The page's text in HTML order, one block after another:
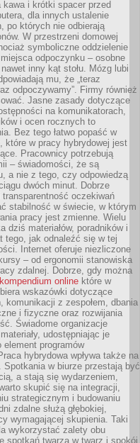
kawa i krótki spacer przed
dla innych ustalenie
po których nie odbierają
W przestrzeni domowej
symboliczne oddzielenie
odpoczynku – osobne
inny kąt stołu. Mózg lubi
mu, że „teraz
odpoczywamy”. Firmy również
Jasne zasady dotyczące
na komunikatorach,
i ocen rocznych to
Bez tego łatwo popaść w
które w pracy hybrydowej jest
Pracownicy potrzebują
– świadomości, że są
a nie z tego, czy odpowiedzą
dwóch minut. Dobrze
oczekiwań
stabilność w świecie, w którym
pracy jest zmienne. Wielu
dziś materiałów, poradników i
tego, jak odnaleźć się w tej
Internet oferuje niezliczone
– od ergonomii stanowiska
zdalnej. Dobrze, gdy można
kompendium online które w
wskazówki dotyczące
komunikacji z zespołem, dbania
i fizyczne oraz rozwijania
Świadome organizacje
udostępniając je
element programów
hybrydowa wpływa także na
Spotkania w biurze przestają być
a stają się wydarzeniem,
skupić się na integracji,
strategicznym i budowaniu
zdalne służą głębokiej,
wymagającej skupienia. Taki
wykorzystać zalety obu
spotkań twarzą w twarz i spokój